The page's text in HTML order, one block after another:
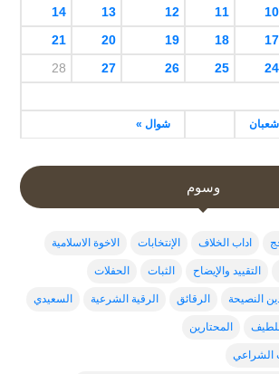
شوال »
10
11
12
13
14
17
18
19
20
21
24
25
26
27
28
وسوم
اداب الخلاف الإنتخابات الاخوة الاسلامية
التقييد والإيضاح الثبات الحفلات
النصيحة الرقائق الرقية الشرعية السعيدي
المحتارين
الشراعي